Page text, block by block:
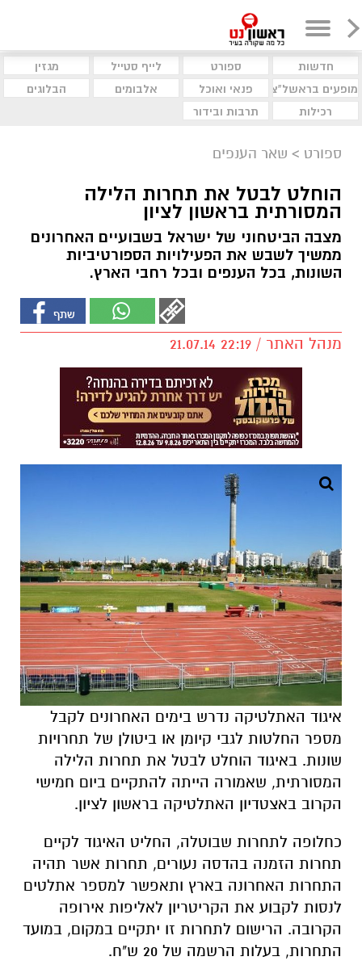
חדשות ספורט לייף סטייל
מגזין
מופעים בראשל"צ
פנאי ואוכל אלבומים
הבלוגים
רכילות
תרבות ובידור
ספורט > שאר הענפים
הוחלט לבטל את תחרות הלילה
המסורתית בראשון לציון
מצבה הביטחוני של ישראל בשבועיים האחרונים
ממשיך לשבש את הפעילויות הספורטיביות
השונות, בכל הענפים ובכל רחבי הארץ.
מנהל האתר / 22:19 21.07.14
איגוד האתלטיקה נדרש בימים האחרונים לקבל
מספר החלטות לגבי קיומן או ביטולן של תחרויות
שונות. באיגוד הוחלט לבטל את תחרות הלילה
המסורתית, שאמורה הייתה להתקיים ביום חמישי
הקרוב באצטדיון האתלטיקה בראשון לציון.
כחלופה לתחרות שבוטלה, החליט האיגוד לקיים
תחרות הזמנה בהדסה נעורים, תחרות אשר תהיה
התחרות האחרונה בארץ ותאפשר למספר אתלטים
לנסות לקבוע את הקריטריון לאליפות אירופה
הקרובה. הרישום לתחרות זו יתקיים במקום, במועד
התחרות, בעלות הרשמה של 20 ש"ח.